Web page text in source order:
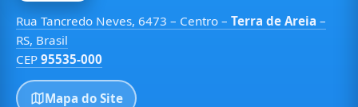
Rua Tancredo Neves, 6473 – Centro – Terra de Areia –
RS, Brasil
CEP 95535-000
Mapa do Site